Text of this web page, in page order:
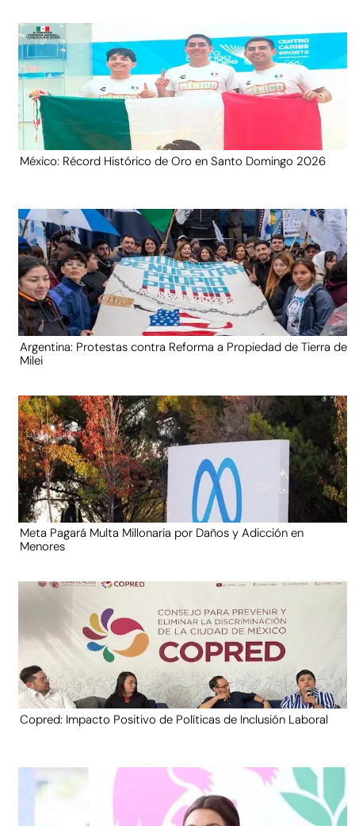
México: Récord Histórico de Oro en Santo Domingo 2026
Argentina: Protestas contra Reforma a Propiedad de Tierra de
Milei
Meta Pagará Multa Millonaria por Daños y Adicción en
Menores
Copred: Impacto Positivo de Políticas de Inclusión Laboral